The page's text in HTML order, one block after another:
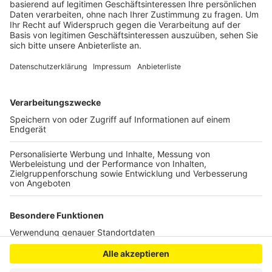
Anzeige
Nach ersten Angaben der Polizei sind ein Auto und
ein Motorrad an der Ecke Willy-Brandt-Straße
zusammengestoßen.
Veröffentlicht:Dienstag, 21.09.2021 14:33
Anzeige